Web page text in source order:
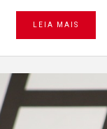
LEIA MAIS